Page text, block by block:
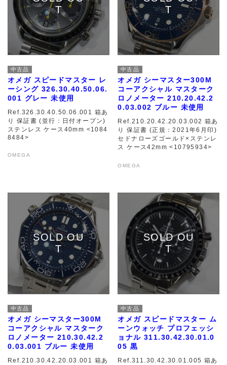
中古品
オメガ スピードマスター レ
ーシング 326.30.40.50.06.
001 グレー 未使用
Ref.326.30.40.50.06.001 箱あ
り 保証書 (並行：日付オープン)
ステンレス ケース40mm <1084
8484>
OMEGA
中古品
オメガ シーマスター300M
コーアクシャル マスターク
ロノメーター 210.20.42.2
0.03.002 ブルー 未使用
Ref.210.20.42.20.03.002 箱あ
り 保証書 (正規：2021年6月印)
セドナローズゴールド×ステンレ
ス ケース42mm <10795934>
OMEGA
中古品
オメガ シーマスター300M
コーアクシャル マスターク
ロノメーター 210.30.42.2
0.03.001 ブルー 未使用
Ref.210.30.42.20.03.001 箱あ
中古品
オメガ スピードマスター ム
ーンウォッチ プロフェッシ
ョナル 311.30.42.30.01.0
05 黒
Ref.311.30.42.30.01.005 箱あ